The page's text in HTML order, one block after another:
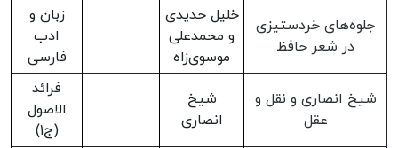
جلوه‌های خردستیزی
در شعر حافظ
خلیل حدیدی
و محمدعلی
موسوی‌زاه
زبان و
ادب
فارسی
شیخ انصاری و نقل و
عقل
شیخ
انصاری
فرائد
الاصول
(ج1)